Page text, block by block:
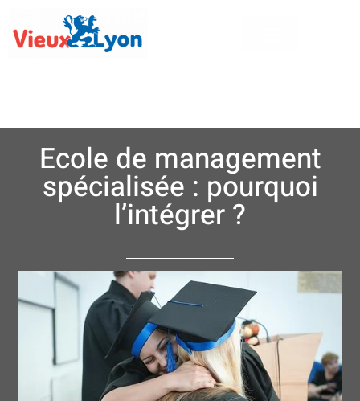
Ecole de management
spécialisée : pourquoi
l’intégrer ?